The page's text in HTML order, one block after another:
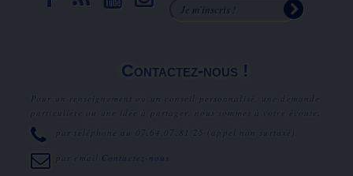
Contactez-nous !
Pour un renseignement ou un conseil personnalisé, une demande
particulière ou une idée à partager, nous sommes à votre écoute.
par téléphone au
07.64.07.81.25 (appel non surtaxé).
par email Contactez-nous